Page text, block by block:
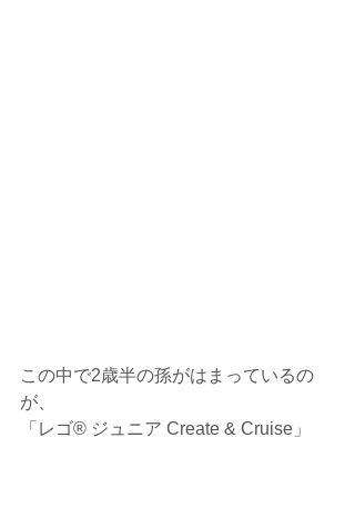
この中で2歳半の孫がはまっているの
が、
「レゴ® ジュニア Create & Cruise」